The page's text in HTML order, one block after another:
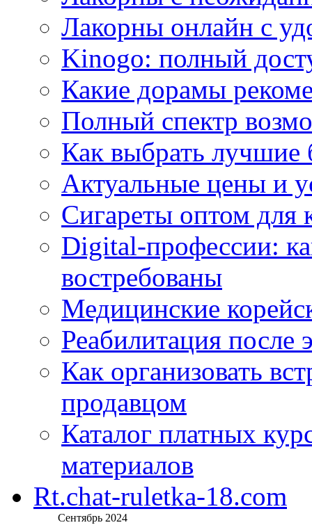
Лакорны онлайн с
Kinogo: полный
Какие дорамы
Полный спектр
Как выбрать
Актуальные цены и
Сигареты оптом для
Digital-профессии:
востребованы
Медицинские
Реабилитация после
Как организовать
продавцом
Каталог платных
материалов
Rt.chat-ruletka-18.com
Сентябрь 2024